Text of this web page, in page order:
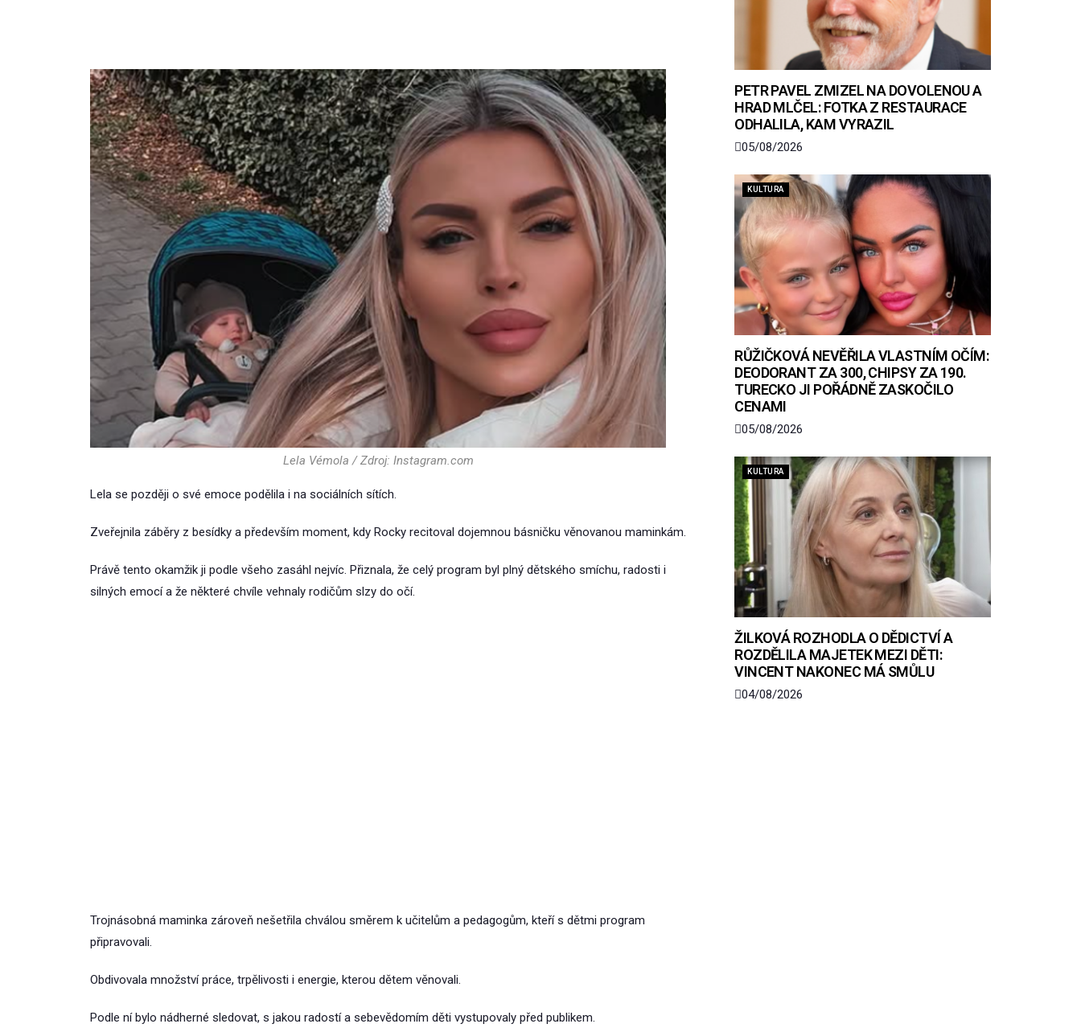
Lela Vémola / Zdroj: Instagram.com
Lela se později o své emoce podělila i na sociálních sítích.
Zveřejnila záběry z besídky a především moment, kdy Rocky recitoval dojemnou básničku věnovanou maminkám.
Právě tento okamžik ji podle všeho zasáhl nejvíc. Přiznala, že celý program byl plný dětského smíchu, radosti i
silných emocí a že některé chvíle vehnaly rodičům slzy do očí.
Trojnásobná maminka zároveň nešetřila chválou směrem k učitelům a pedagogům, kteří s dětmi program
připravovali.
Obdivovala množství práce, trpělivosti i energie, kterou dětem věnovali.
Podle ní bylo nádherné sledovat, s jakou radostí a sebevědomím děti vystupovaly před publikem.
PETR PAVEL ZMIZEL NA DOVOLENOU A
HRAD MLČEL: FOTKA Z RESTAURACE
ODHALILA, KAM VYRAZIL
05/08/2026
KULTURA
RŮŽIČKOVÁ NEVĚŘILA VLASTNÍM OČÍM:
DEODORANT ZA 300, CHIPSY ZA 190.
TURECKO JI POŘÁDNĚ ZASKOČILO
CENAMI
05/08/2026
KULTURA
ŽILKOVÁ ROZHODLA O DĚDICTVÍ A
ROZDĚLILA MAJETEK MEZI DĚTI:
VINCENT NAKONEC MÁ SMŮLU
04/08/2026